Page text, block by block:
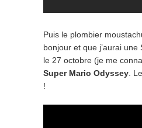
Puis le plombier
bonjour et que j’aurai une
le 27 octobre (je me
Super Mario Odyssey.
!